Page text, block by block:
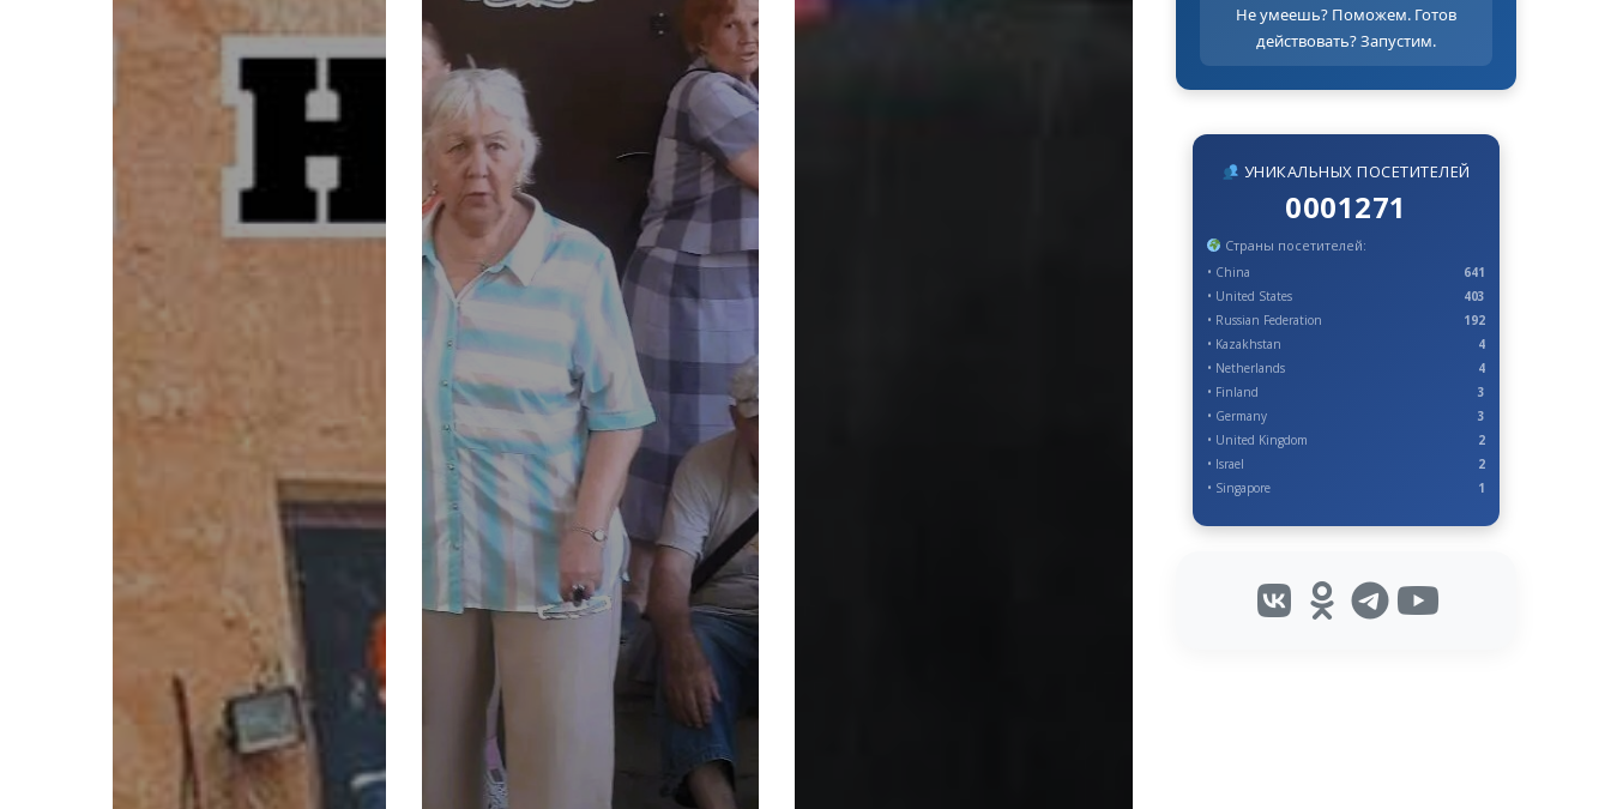
Не умеешь? Поможем. Готов
действовать? Запустим.
УНИКАЛЬНЫХ ПОСЕТИТЕЛЕЙ
0001271
Страны посетителей:
• China
641
• United States
403
• Russian Federation
192
• Kazakhstan
4
• Netherlands
4
• Finland
3
• Germany
3
• United Kingdom
2
• Israel
2
• Singapore
1